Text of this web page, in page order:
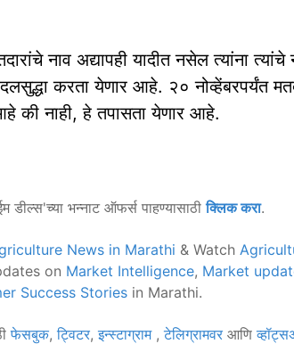
नाव अद्यापही यादीत नसेल त्यांना
करता येणार आहे. २० नोव्हेंबरपर्यंत
की नाही, हे तपासता येणार आहे.
डील्स'च्या भन्नाट ऑफर्स पाहण्यासाठीक्लिक करा.
News in Marathi & Watch
on Market Intelligence, Market
Success Stories in Marathi.
फेसबुक,ट्विटर,इन्स्टाग्राम ,टेलिग्रामवर आणि